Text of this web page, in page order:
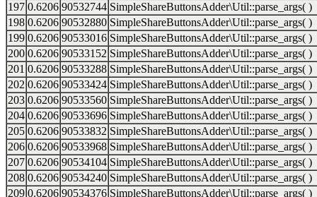
197 0.6206 90532744 SimpleShareButtonsAdder\Util::parse_args( )
198 0.6206 90532880 SimpleShareButtonsAdder\Util::parse_args( )
199 0.6206 90533016 SimpleShareButtonsAdder\Util::parse_args( )
200 0.6206 90533152 SimpleShareButtonsAdder\Util::parse_args( )
201 0.6206 90533288 SimpleShareButtonsAdder\Util::parse_args( )
202 0.6206 90533424 SimpleShareButtonsAdder\Util::parse_args( )
203 0.6206 90533560 SimpleShareButtonsAdder\Util::parse_args( )
204 0.6206 90533696 SimpleShareButtonsAdder\Util::parse_args( )
205 0.6206 90533832 SimpleShareButtonsAdder\Util::parse_args( )
206 0.6206 90533968 SimpleShareButtonsAdder\Util::parse_args( )
207 0.6206 90534104 SimpleShareButtonsAdder\Util::parse_args( )
208 0.6206 90534240 SimpleShareButtonsAdder\Util::parse_args( )
209 0.6206 90534376 SimpleShareButtonsAdder\Util::parse_args( )